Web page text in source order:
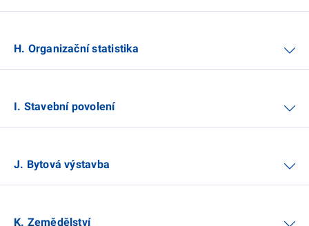
H. Organizační statistika
I. Stavební povolení
J. Bytová výstavba
K. Zemědělství